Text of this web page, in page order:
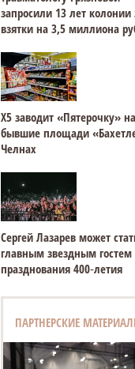
запросили 13 лет колонии
взятки на 3,5 миллиона
Х5 заводит «Пятерочку» на
бывшие площади
Челнах
Сергей Лазарев может
главным звездным гостем
празднования 400‑летия
ПАРТНЕРСКИЕ